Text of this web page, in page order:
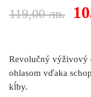
119,00лв.
Revolučný výživový
ohlasom vďaka
kĺby.